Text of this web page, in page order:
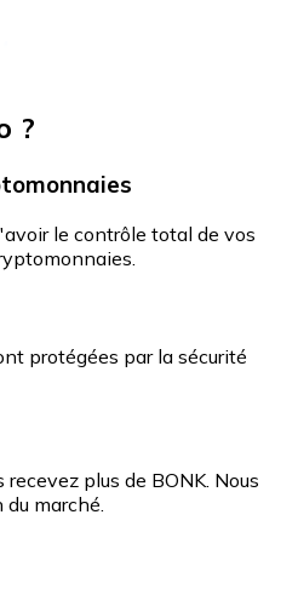
?
le contrôle total de vos
protégées par la sécurité
plus de BONK. Nous
marché.